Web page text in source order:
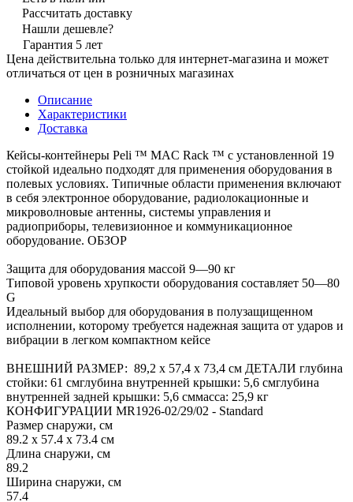
Рассчитать доставку
Нашли дешевле?
Гарантия 5 лет
Цена действительна только для интернет-магазина и может
отличаться от цен в розничных магазинах
Описание
Характеристики
Доставка
Кейсы-контейнеры Peli ™ MAC Rack ™ с установленной 19
стойкой идеально подходят для применения оборудования в
полевых условиях. Типичные области применения включают
в себя электронное оборудование, радиолокационные и
микроволновые антенны, системы управления и
радиоприборы, телевизионное и коммуникационное
оборудование. ОБЗОР
Защита для оборудования массой 9—90 кг
Типовой уровень хрупкости оборудования составляет 50—80
G
Идеальный выбор для оборудования в полузащищенном
исполнении, которому требуется надежная защита от ударов и
вибрации в легком компактном кейсе
ВНЕШНИЙ РАЗМЕР: 89,2 x 57,4 x 73,4 см ДЕТАЛИ глубина
стойки: 61 смглубина внутренней крышки: 5,6 смглубина
внутренней задней крышки: 5,6 сммасса: 25,9 кг
КОНФИГУРАЦИИ MR1926-02/29/02 - Standard
Размер снаружи, см
89.2 x 57.4 x 73.4 см
Длина снаружи, см
89.2
Ширина снаружи, см
57.4